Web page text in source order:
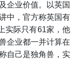
企业价值。以英国
中，官方称英国有
实际只有61家，他
企业都一并计算在
自己是独角兽，实